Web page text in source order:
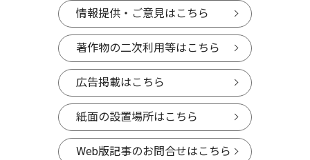
情報提供・ご意見はこちら
著作物の二次利用等はこちら
広告掲載はこちら
紙面の設置場所はこちら
Web版記事のお問合せはこちら